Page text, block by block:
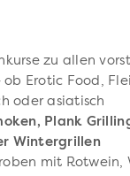
zu allen
ob Erotic Food,
oder asiatisch
Plank
Wintergrillen
mit Rotwein,